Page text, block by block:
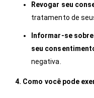
Revogar seu
tratamento de
Informar-se
seu
negativa.
4. Como você pode